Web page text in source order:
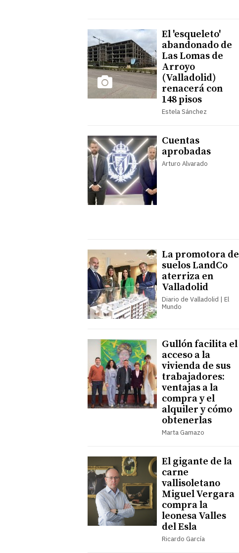
El 'esqueleto'
abandonado de
Las Lomas de
Arroyo
(Valladolid)
renacerá con
148 pisos
Estela Sánchez
Cuentas
aprobadas
Arturo Alvarado
La promotora de
suelos LandCo
aterriza en
Valladolid
Diario de Valladolid | El
Mundo
Gullón facilita el
acceso a la
vivienda de sus
trabajadores:
ventajas a la
compra y el
alquiler y cómo
obtenerlas
Marta Gamazo
El gigante de la
carne
vallisoletano
Miguel Vergara
compra la
leonesa Valles
del Esla
Ricardo García